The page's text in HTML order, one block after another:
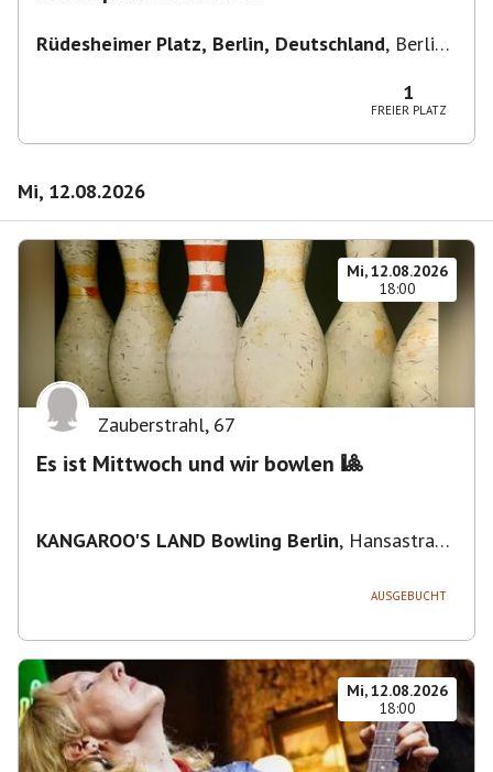
Rüdesheimer Platz, Berlin, Deutschland, Berlin-
1
FREIER PLATZ
Mi, 12.08.2026
Mi, 12.08.2026
18:00
Zauberstrahl, 67
Es ist Mittwoch und wir bowlen 🎱
KANGAROO'S LAND Bowling Berlin, Hansastraße
AUSGEBUCHT
Mi, 12.08.2026
18:00